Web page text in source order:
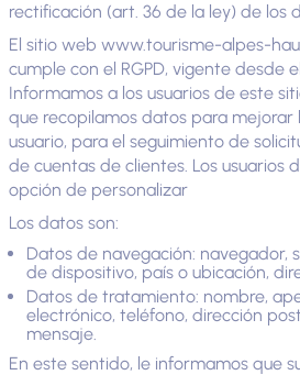
rectificación (art. 36 de la ley) de los
El sitio web www.tourisme-alpes-
cumple con el RGPD, vigente desde
Informamos a los usuarios de este
que recopilamos datos para mejorar
usuario, para el seguimiento de
de cuentas de clientes. Los usuarios
opción de personalizar
Los datos son:
Datos de navegación: navegador,
de dispositivo, país o ubicación,
Datos de tratamiento: nombre,
electrónico, teléfono, dirección
mensaje.
En este sentido, le informamos que